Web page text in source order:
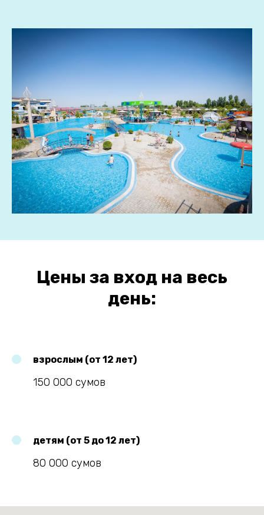
Цены за вход на весь
день:
взрослым (от 12 лет)
150 000 сумов
детям (от 5 до 12 лет)
80 000 сумов